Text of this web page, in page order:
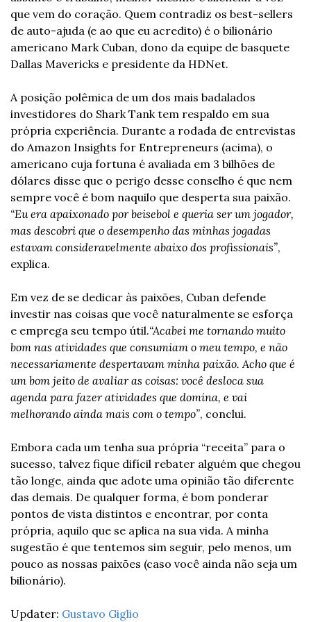
que vem do coração. Quem contradiz os best-sellers
de auto-ajuda (e ao que eu acredito) é o bilionário
americano Mark Cuban, dono da equipe de basquete
Dallas Mavericks e presidente da HDNet.
A posição polêmica de um dos mais badalados
investidores do Shark Tank tem respaldo em sua
própria experiência. Durante a rodada de entrevistas
do Amazon Insights for Entrepreneurs (acima), o
americano cuja fortuna é avaliada em 3 bilhões de
dólares disse que o perigo desse conselho é que nem
“Eu era apaixonado por beisebol e queria ser um jogador,
mas descobri que o desempenho das minhas jogadas
estavam consideravelmente abaixo dos profissionais”,
explica.
Em vez de se dedicar às paixões, Cuban defende
investir nas coisas que você naturalmente se esforça
e emprega seu tempo útil.“Acabei me tornando muito
bom nas atividades que consumiam o meu tempo, e não
necessariamente despertavam minha paixão. Acho que é
um bom jeito de avaliar as coisas: você desloca sua
agenda para fazer atividades que domina, e vai
melhorando ainda mais com o tempo”, conclui.
Embora cada um tenha sua própria “receita” para o
sucesso, talvez fique difícil rebater alguém que chegou
tão longe, ainda que adote uma opinião tão diferente
das demais. De qualquer forma, é bom ponderar
pontos de vista distintos e encontrar, por conta
própria, aquilo que se aplica na sua vida. A minha
sugestão é que tentemos sim seguir, pelo menos, um
pouco as nossas paixões (caso você ainda não seja um
bilionário).
Updater: Gustavo Giglio